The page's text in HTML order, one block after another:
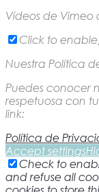
Vídeos de Vimeo
Click to
Nuestra Política
Puedes conocer
respetuosa con
link:
Política de
Accept settings
Check to
and refuse all